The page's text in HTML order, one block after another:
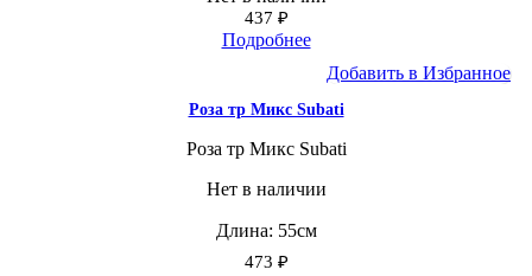
437 ₽
Подробнее
Добавить в Избранное
Роза тр Микс Subati
Роза тр Микс Subati
Нет в наличии
Длина: 55см
473 ₽